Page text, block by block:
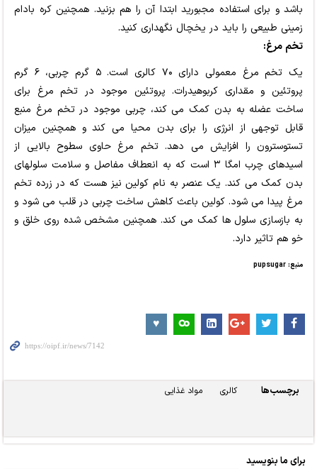
باشد و برای استفاده مجبورید ابتدا آن را هم بزنید. همچنین کره بادام
زمینی طبیعی را باید در یخچال نگهداری کنید.
تخم مرغ:
یک تخم مرغ معمولی دارای ۷۰ کالری است. ۵ گرم چربی، ۶ گرم
پروتئین و مقداری کربوهیدرات. پروتئین موجود در تخم مرغ برای
ساخت عضله به بدن کمک می کند، چربی موجود در تخم مرغ منبع
قابل توجهی از انرژی را برای بدن محیا می کند و همچنین میزان
تستوسترون را افزایش می دهد. تخم مرغ حاوی سطوح بالایی از
اسیدهای چرب امگا ۳ است که به انعطاف مفاصل و سلامت سلولهای
بدن کمک می کند. یک عنصر به نام کولین نیز هست که در زرده تخم
مرغ پیدا می شود. کولین باعث کاهش ساخت چربی در قلب می شود و
به بازسازی سلول ها کمک می کند. همچنین مشخص شده روی خلق و
خو هم تاثیر دارد.
منبع: pupsugar
برچسب‌ها کالری مواد غذایی
برای ما بنویسید